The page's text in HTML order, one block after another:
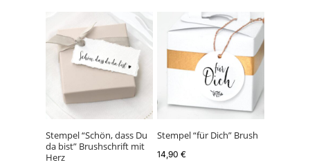
Stempel “Schön, dass Du
da bist” Brushschrift mit
Herz
Stempel “für Dich” Brush
14,90€